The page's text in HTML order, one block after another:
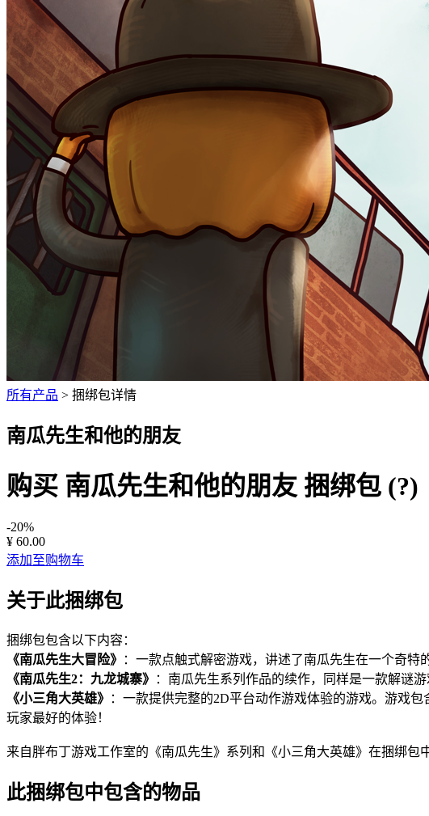
所有产品 > 捆绑包详情
南瓜先生和他的朋友
购买 南瓜先生和他的朋友 捆绑包 (?)
-20%
¥ 60.00
添加至购物车
关于此捆绑包
捆绑包包含以下内容：
《南瓜先生大冒险》
：一款点触式解密游戏，讲述了南瓜先生在一个奇特
《南瓜先生2：九龙城寨》
：南瓜先生系列作品的续作，同样是一款解谜游
《小三角大英雄》
：一款提供完整的2D平台动作游戏体验的游戏。游戏
玩家最好的体验！
来自胖布丁游戏工作室的《南瓜先生》系列和《小三角大英雄》在捆绑包
此捆绑包中包含的物品